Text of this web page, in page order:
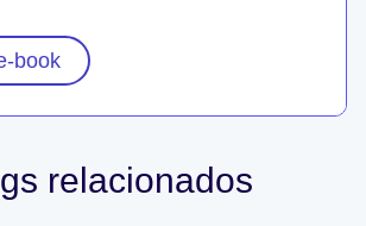
book
relacionados